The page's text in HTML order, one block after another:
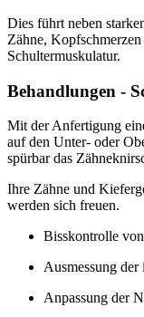
Dies führt neben
Zähne,
Schultermuskulatur.
Behandlungen -
Mit der Anfertigung
auf den Unter- oder
spürbar das
Ihre Zähne und
werden sich freuen.
Bisskontrolle
Ausmessung
Anpassung der